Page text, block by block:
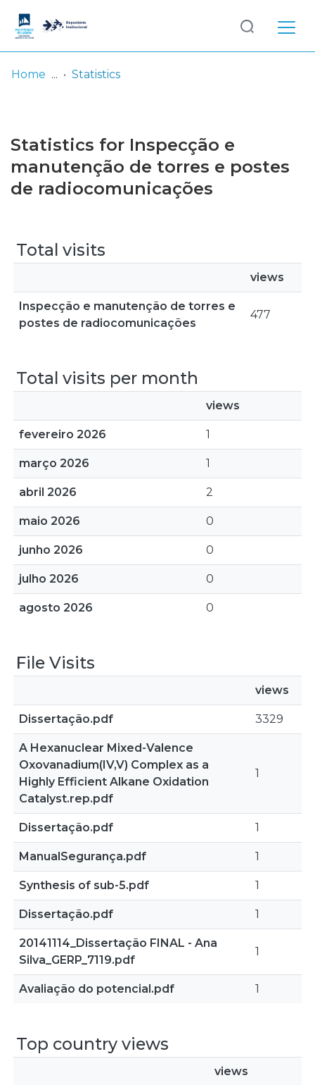
Browse repository
Entities
Log
In
Home Statistics
Statistics for Inspecção e
manutenção de torres e postes
de radiocomunicações
Total visits
views
Inspecção e manutenção de torres e
postes de radiocomunicações
477
Total visits per month
views
fevereiro 2026 1
março 2026 1
abril 2026 2
maio 2026 0
junho 2026 0
julho 2026 0
agosto 2026 0
File Visits
views
Dissertação.pdf 3329
A Hexanuclear Mixed-Valence
Oxovanadium(IV,V) Complex as a
Highly Efficient Alkane Oxidation
Catalyst.rep.pdf
1
Dissertação.pdf 1
ManualSegurança.pdf 1
Synthesis of sub-5.pdf 1
Dissertação.pdf 1
20141114_Dissertação FINAL - Ana
Silva_GERP_7119.pdf
1
Avaliação do potencial.pdf 1
Top country views
views